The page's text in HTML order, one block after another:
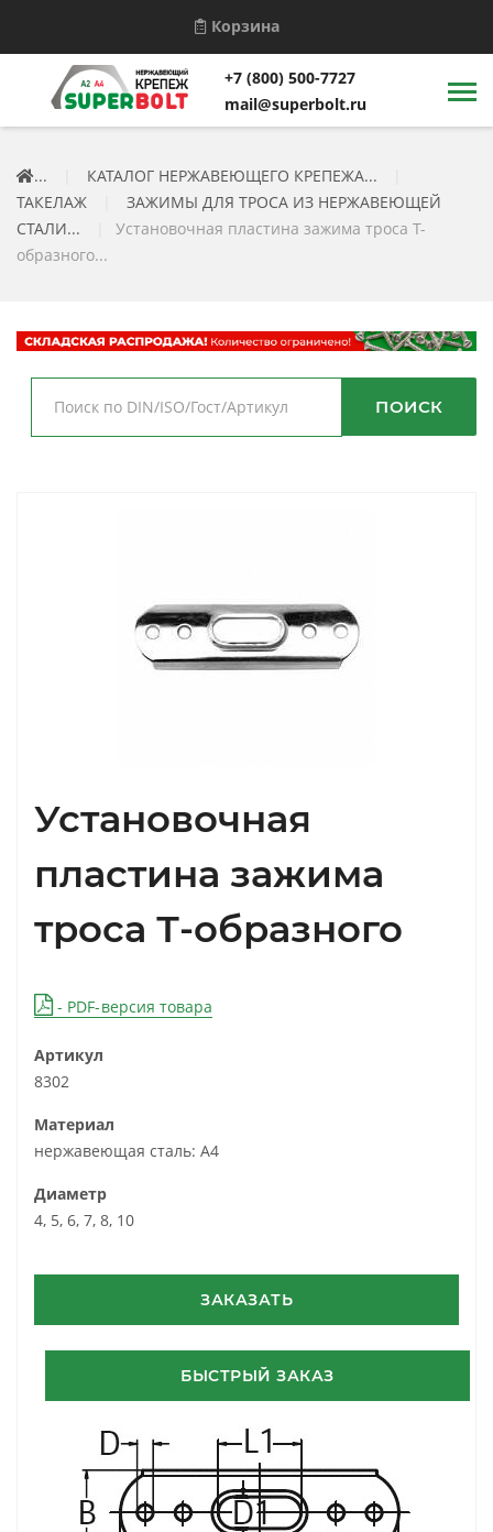
Корзина
+7 (800) 500-7727
mail@superbolt.ru
... КАТАЛОГ НЕРЖАВЕЮЩЕГО КРЕПЕЖА...
ТАКЕЛАЖ
ЗАЖИМЫ ДЛЯ ТРОСА ИЗ НЕРЖАВЕЮЩЕЙ
СТАЛИ...
Установочная пластина зажима троса Т-
образного...
ПОИСК
Установочная
пластина зажима
троса Т-образного
- PDF-версия товара
Артикул
8302
Материал
нержавеющая сталь: А4
Диаметр
4, 5, 6, 7, 8, 10
ЗАКАЗАТЬ
БЫСТРЫЙ ЗАКАЗ